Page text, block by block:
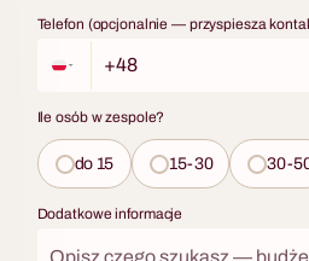
Telefon (opcjonalnie — przyspiesza
Ile osób w zespole?
do 15 15-30 30-
Dodatkowe informacje